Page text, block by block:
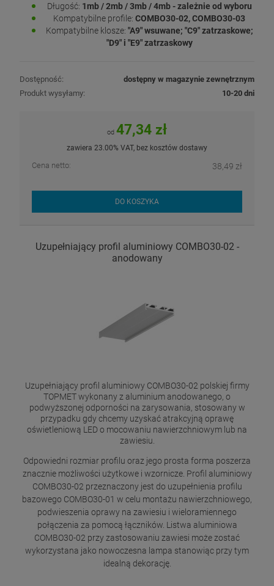
Długość: 1mb / 2mb / 3mb / 4mb - zależnie od wyboru
Kompatybilne profile: COMBO30-02, COMBO30-03
Kompatybilne klosze: "A9" wsuwane; "C9" zatrzaskowe;
"D9" i "E9" zatrzaskowy
Dostępność:
dostępny w magazynie zewnętrznym
Produkt wysyłamy:
10-20 dni
od 47,34 zł
zawiera 23.00% VAT, bez kosztów dostawy
Cena netto: 38,49 zł
DO KOSZYKA
Uzupełniający profil aluminiowy COMBO30-02 -
anodowany
Uzupełniający profil aluminiowy COMBO30-02 polskiej firmy
TOPMET wykonany z aluminium anodowanego, o
podwyższonej odporności na zarysowania, stosowany w
przypadku gdy chcemy uzyskać atrakcyjną oprawę
oświetleniową LED o mocowaniu nawierzchniowym lub na
zawiesiu.
Odpowiedni rozmiar profilu oraz jego prosta forma poszerza
znacznie możliwości użytkowe i wzornicze. Profil aluminiowy
COMBO30-02 przeznaczony jest do uzupełnienia profilu
bazowego COMBO30-01 w celu montażu nawierzchniowego,
podwieszenia oprawy na zawiesiu i wieloramiennego
połączenia za pomocą łączników. Listwa aluminiowa
COMBO30-02 przy zastosowaniu zawiesi może zostać
wykorzystana jako nowoczesna lampa stanowiąc przy tym
idealną dekorację.